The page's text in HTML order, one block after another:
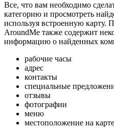
Все, что вам необходимо
категорию и просмотреть
используя встроенную карту.
AroundMe также содержит
информацию о найденных
рабочие часы
адрес
контакты
специальные
отзывы
фотографии
меню
местоположение на карте